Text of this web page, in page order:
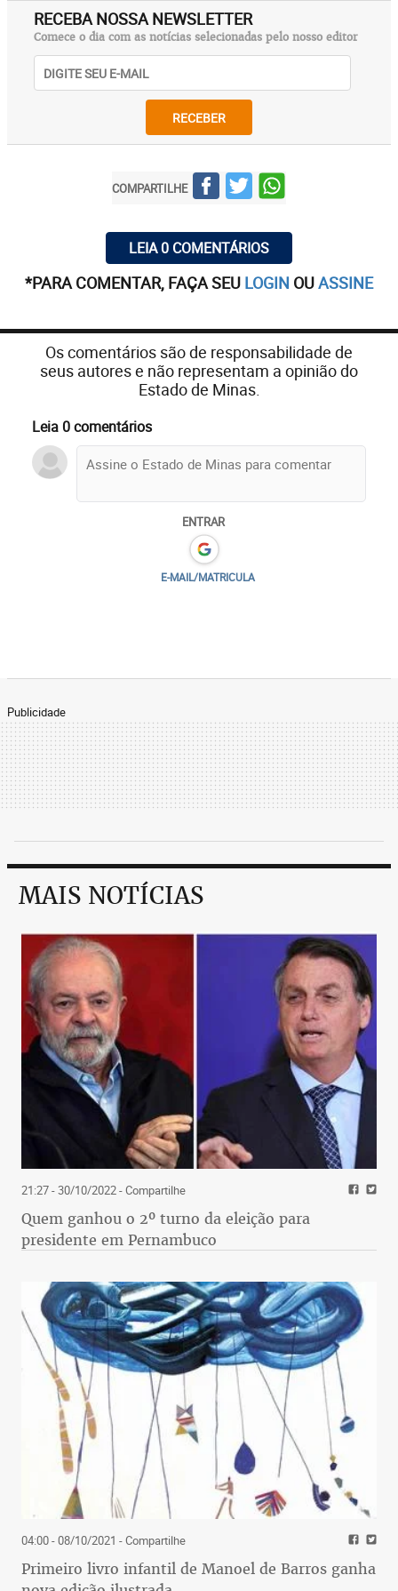
RECEBA NOSSA NEWSLETTER
Comece o dia com as notícias selecionadas pelo nosso editor
RECEBER
COMPARTILHE
LEIA 0 COMENTÁRIOS
*PARA COMENTAR, FAÇA SEU LOGIN OUASSINE
Os comentários são de responsabilidade de
seus autores e não representam a opinião do
Estado de Minas.
Leia 0 comentários
ENTRAR
E-MAIL/MATRICULA
Publicidade
MAIS NOTÍCIAS
21:27 - 30/10/2022- Compartilhe
Quem ganhou o 2º turno da eleição para
presidente em Pernambuco
04:00 - 08/10/2021 - Compartilhe
Primeiro livro infantil de Manoel de Barros ganha